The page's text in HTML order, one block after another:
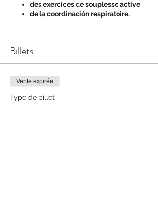
des exercices de souplesse active
de la coordinación respiratoire.
Billets
Vente expirée
Type de billet